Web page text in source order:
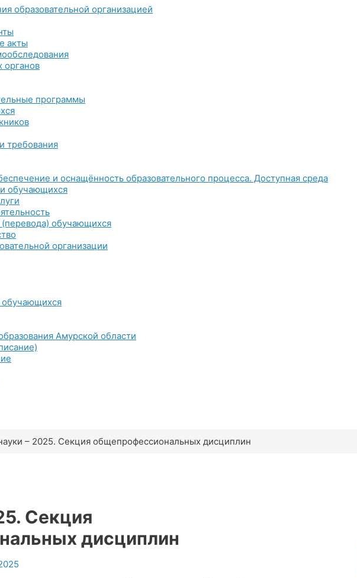
образовательной организацией
акты
органов
программы
требования
и оснащённость образовательного процесса. Доступная среда
обучающихся
обучающихся
организации
обучающихся
Амурской области
– 2025. Секция общепрофессиональных дисциплин
Секция
дисциплин